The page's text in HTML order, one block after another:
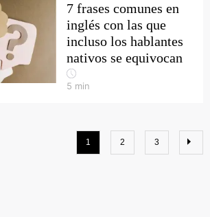
7 frases comunes en
inglés con las que
incluso los hablantes
nativos se equivocan
5 min
1 2 3